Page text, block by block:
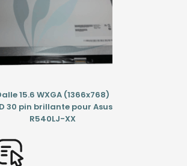
15.6 WXGA (1366x768)
30 pin brillante pour Asus
R540LJ-XX